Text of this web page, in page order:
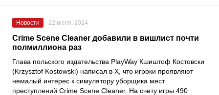
Новости 22 июля, 2024
Crime Scene Cleaner добавили в вишлист почти
полмиллиона раз
Глава польского издательства PlayWay Кшиштоф Костовски
(Krzysztof Kostowski) написал в X, что игроки проявляют
немалый интерес к симулятору уборщика мест
преступлений Crime Scene Cleaner. На счету игры 490